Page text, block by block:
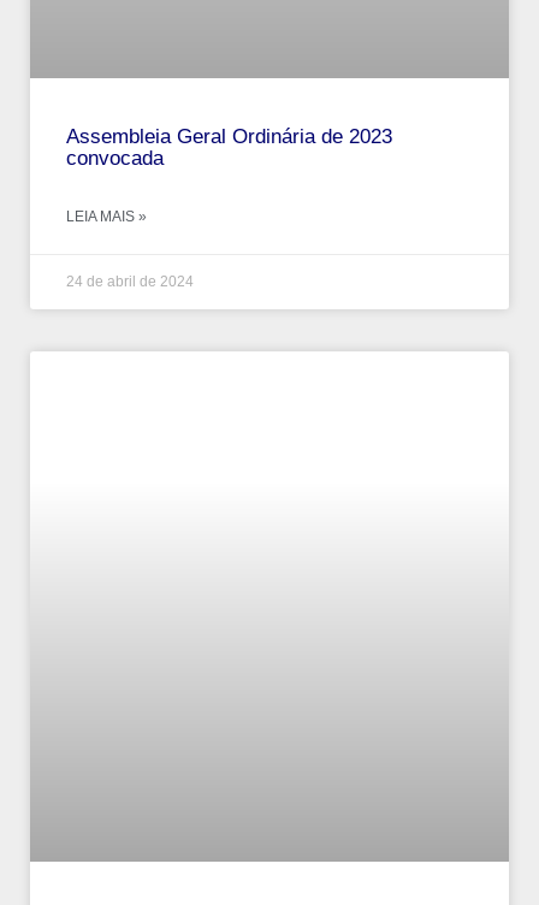
Assembleia Geral Ordinária de 2023
convocada
LEIA MAIS »
24 de abril de 2024